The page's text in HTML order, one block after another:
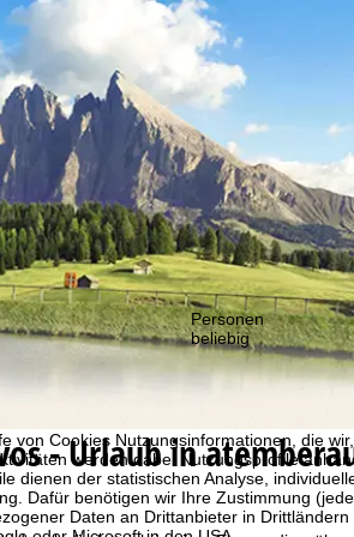
von Cookies Nutzungsinformationen, die
werden dabei Nutzungsprofile
dienen der statistischen Analyse,
Dafür benötigen wir Ihre Zustimmung
Daten an Drittanbieter in
Personen
beliebig
- Urlaub in